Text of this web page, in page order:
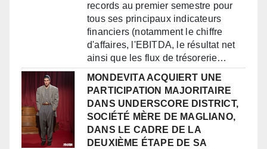
records au premier semestre pour
tous ses principaux indicateurs
financiers (notamment le chiffre
d'affaires, l'EBITDA, le résultat net
ainsi que les flux de trésorerie…
MONDEVITA ACQUIERT UNE
PARTICIPATION MAJORITAIRE
DANS UNDERSCORE DISTRICT,
SOCIÉTÉ MÈRE DE MAGLIANO,
DANS LE CADRE DE LA
DEUXIÈME ÉTAPE DE SA